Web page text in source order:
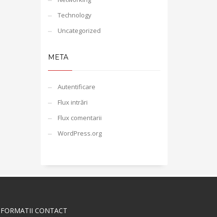
Technology
Uncategorized
META
Autentificare
Flux intrări
Flux comentarii
WordPress.org
CONTACT